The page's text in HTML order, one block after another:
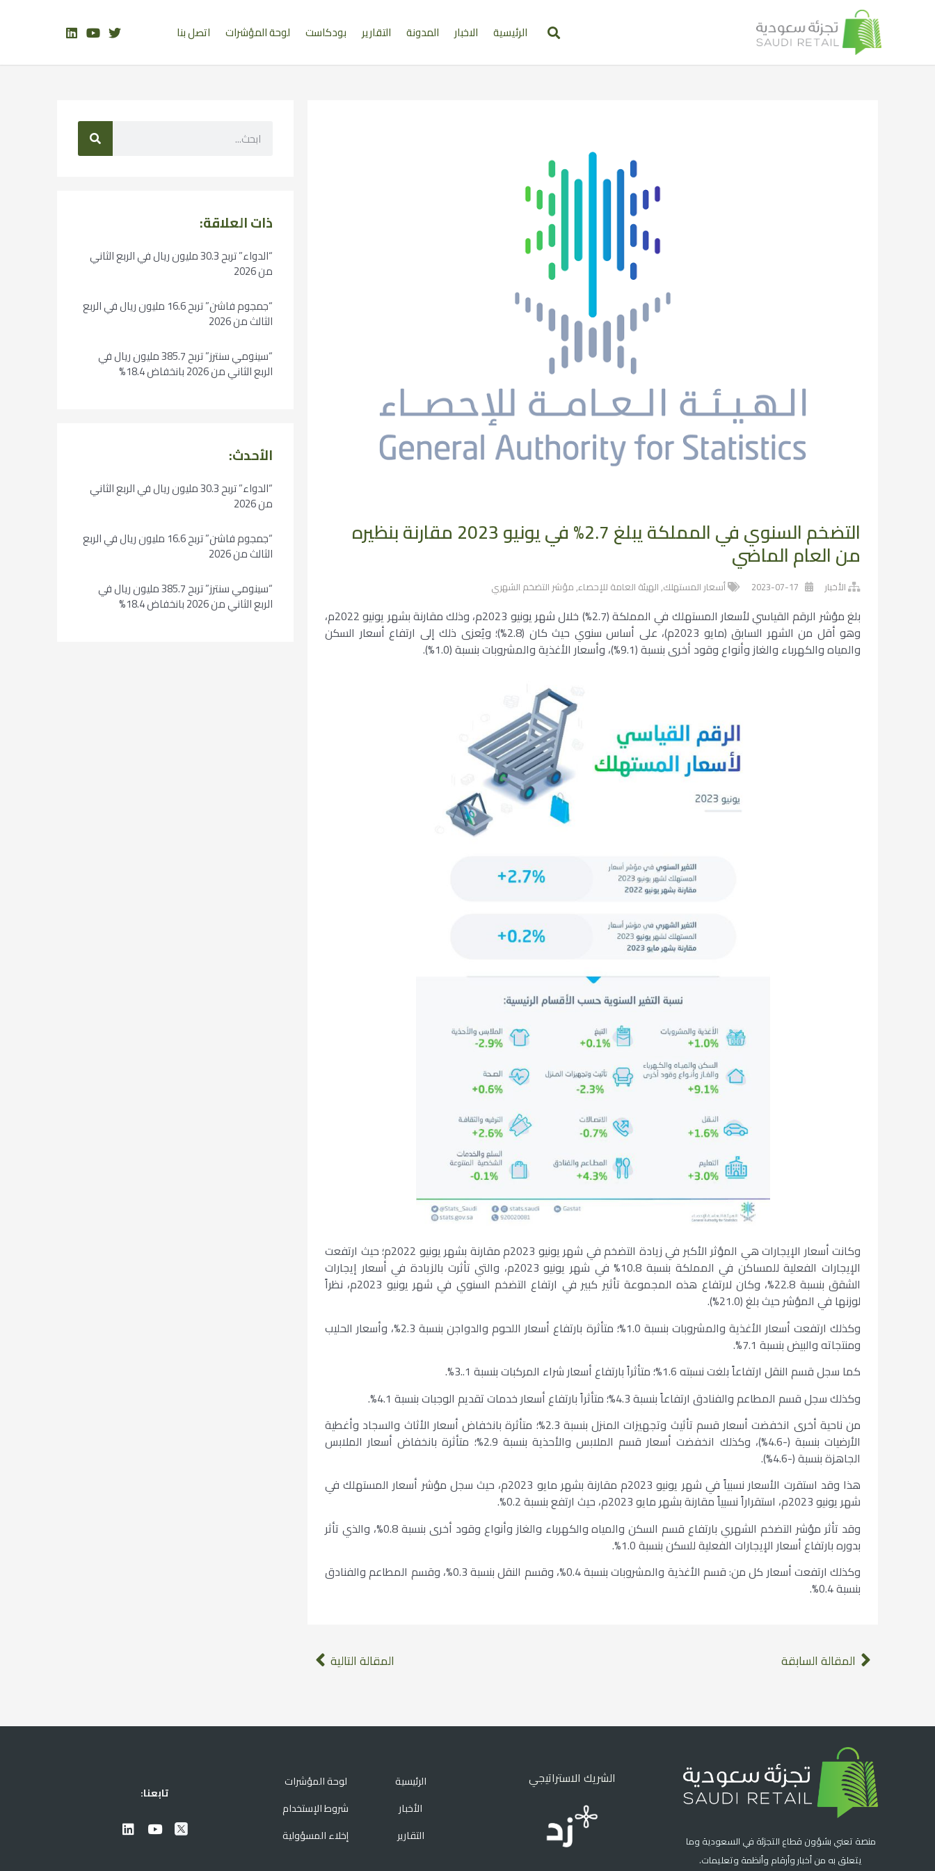
الرئيسية الاخبار المدونة التقارير بودكاست لوحة المؤشرات اتصل بنا
التضخم السنوي في المملكة يبلغ 2.7% في يونيو 2023 مقارنة بنظيره
من العام الماضي
الأخبار 2023-07-17 أسعار المستهلك,الهيئة العامة للإحصاء,مؤشر التضخم الشهري
بلغ مؤشر الرقم القياسي لأسعار المستهلك في المملكة (2.7%) خلال شهر يونيو 2023م، وذلك مقارنة بشهر يونيو 2022م،
وهو أقل من الشهر السابق (مايو 2023م)، على أساس سنوي حيث كان (2.8%)؛ ويُعزى ذلك إلى ارتفاع أسعار السكن
والمياه والكهرباء والغاز وأنواع وقود أخرى بنسبة (9.1%)، وأسعار الأغذية والمشروبات بنسبة (1.0%).
وكانت أسعار الإيجارات هي المؤثر الأكبر في زيادة التضخم في شهر يونيو 2023م مقارنة بشهر يونيو 2022م؛ حيث ارتفعت
الإيجارات الفعلية للمساكن في المملكة بنسبة 10.8% في شهر يونيو 2023م، والتي تأثرت بالزيادة في أسعار إيجارات
الشقق بنسبة 22.8%، وكان لارتفاع هذه المجموعة تأثير كبير في ارتفاع التضخم السنوي في شهر يونيو 2023م، نظراً
لوزنها في المؤشر حيث بلغ (21.0%).
وكذلك ارتفعت أسعار الأغذية والمشروبات بنسبة 1.0%؛ متأثرة بارتفاع أسعار اللحوم والدواجن بنسبة 2.3%، وأسعار الحليب
ومنتجاته والبيض بنسبة 7.1%.
كما سجل قسم النقل ارتفاعاً بلغت نسبته 1.6%؛ متأثراً بارتفاع أسعار شراء المركبات بنسبة 1..3%.
وكذلك سجل قسم المطاعم والفنادق ارتفاعاً بنسبة 4.3%؛ متأثراً بارتفاع أسعار خدمات تقديم الوجبات بنسبة 4.1%.
من ناحية أخرى انخفضت أسعار قسم تأثيث وتجهيزات المنزل بنسبة 2.3%؛ متأثرة بانخفاض أسعار الأثاث والسجاد وأغطية
الأرضيات بنسبة (-4.6%)، وكذلك انخفضت أسعار قسم الملابس والأحذية بنسبة 2.9%؛ متأثرة بانخفاض أسعار الملابس
الجاهزة بنسبة (-4.6%).
هذا وقد استقرت الأسعار نسبياً في شهر يونيو 2023م مقارنة بشهر مايو 2023م، حيث سجل مؤشر أسعار المستهلك في
شهر يونيو 2023م، استقراراً نسبياً مقارنة بشهر مايو 2023م، حيث ارتفع بنسبة 0.2%.
وقد تأثر مؤشر التضخم الشهري بارتفاع قسم السكن والمياه والكهرباء والغاز وأنواع وقود أخرى بنسبة 0.8%، والذي تأثر
بدوره بارتفاع أسعار الإيجارات الفعلية للسكن بنسبة 1.0%.
وكذلك ارتفعت أسعار كل من: قسم الأغذية والمشروبات بنسبة 0.4%، وقسم النقل بنسبة 0.3%، وقسم المطاعم والفنادق
بنسبة 0.4%.
المقالة السابقة المقالة التالية
ذات العلاقة:
“الدواء” تربح 30.3 مليون ريال في الربع الثاني
من 2026
“جمجوم فاشن” تربح 16.6 مليون ريال في الربع
الثالث من 2026
“سينومي سنترز” تربح 385.7 مليون ريال في
الربع الثاني من 2026 بانخفاض 18.4%
الأحدث:
“الدواء” تربح 30.3 مليون ريال في الربع الثاني
من 2026
“جمجوم فاشن” تربح 16.6 مليون ريال في الربع
الثالث من 2026
“سينومي سنترز” تربح 385.7 مليون ريال في
الربع الثاني من 2026 بانخفاض 18.4%
منصة تعني بشؤون قطاع التجزئة في السعودية وما
يتعلق به من أخبار وأرقام وأنظمة وتعليمات.
الشريك الاستراتيجي
الرئيسية
الأخبار
التقارير
لوحة المؤشرات
شروط الإستخدام
إخلاء المسؤولية
تابعنا: